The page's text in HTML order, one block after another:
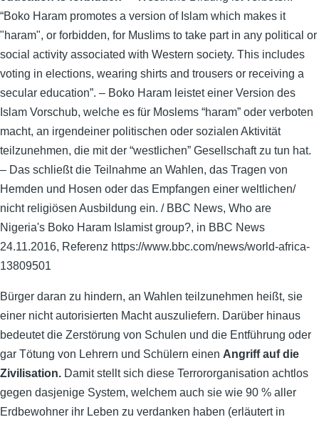
“Boko Haram promotes a version of Islam which makes it
"haram", or forbidden, for Muslims to take part in any political or
social activity associated with Western society. This includes
voting in elections, wearing shirts and trousers or receiving a
secular education”. – Boko Haram leistet einer Version des
Islam Vorschub, welche es für Moslems “haram” oder verboten
macht, an irgendeiner politischen oder sozialen Aktivität
teilzunehmen, die mit der “westlichen” Gesellschaft zu tun hat.
– Das schließt die Teilnahme an Wahlen, das Tragen von
Hemden und Hosen oder das Empfangen einer weltlichen/
nicht religiösen Ausbildung ein. / BBC News, Who are
Nigeria's Boko Haram Islamist group?, in BBC News
24.11.2016, Referenz https://www.bbc.com/news/world-africa-
13809501
Bürger daran zu hindern, an Wahlen teilzunehmen heißt, sie
einer nicht autorisierten Macht auszuliefern. Darüber hinaus
bedeutet die Zerstörung von Schulen und die Entführung oder
gar Tötung von Lehrern und Schülern einen Angriff auf die
Zivilisation. Damit stellt sich diese Terrororganisation achtlos
gegen dasjenige System, welchem auch sie wie 90 % aller
Erdbewohner ihr Leben zu verdanken haben (erläutert in